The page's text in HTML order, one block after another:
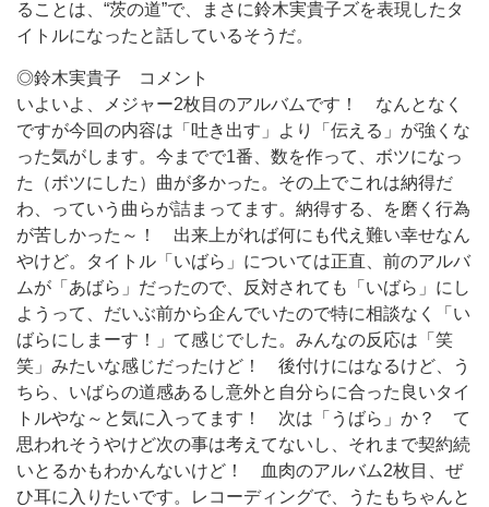
ることは、“茨の道”で、まさに鈴木実貴子ズを表現したタ
イトルになったと話しているそうだ。
◎鈴木実貴子 コメント
いよいよ、メジャー2枚目のアルバムです！ なんとなく
ですが今回の内容は「吐き出す」より「伝える」が強くな
った気がします。今までで1番、数を作って、ボツになっ
た（ボツにした）曲が多かった。その上でこれは納得だ
わ、っていう曲らが詰まってます。納得する、を磨く行為
が苦しかった～！ 出来上がれば何にも代え難い幸せなん
やけど。タイトル「いばら」については正直、前のアルバ
ムが「あばら」だったので、反対されても「いばら」にし
ようって、だいぶ前から企んでいたので特に相談なく「い
ばらにしまーす！」て感じでした。みんなの反応は「笑
笑」みたいな感じだったけど！ 後付けにはなるけど、う
ちら、いばらの道感あるし意外と自分らに合った良いタイ
トルやな～と気に入ってます！ 次は「うばら」か？ て
思われそうやけど次の事は考えてないし、それまで契約続
いとるかもわかんないけど！ 血肉のアルバム2枚目、ぜ
ひ耳に入りたいです。レコーディングで、うたもちゃんと